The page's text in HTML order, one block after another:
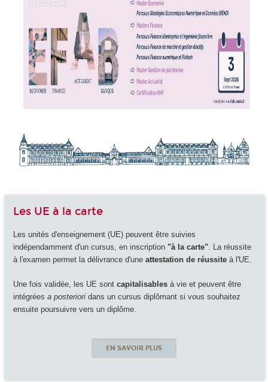
Les UE à la carte
Les unités d'enseignement (UE) peuvent être suivies
indépendamment d'un cursus, en inscription "à la carte". La réussite
à l'examen permet la délivrance d'une attestation de réussiteà l'UE.
Une fois validée, les UE sont capitalisables à vie et peuvent être
intégrées a posterioridans un cursus diplômant si vous souhaitez
ensuite poursuivre vers un diplôme.
EN SAVOIR PLUS